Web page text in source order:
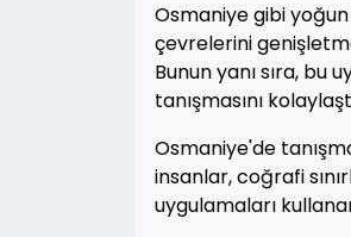
Osmaniye gibi
çevrelerini
Bunun yanı sıra, bu
tanışmasını
Osmaniye'de
insanlar, coğrafi
uygulamaları